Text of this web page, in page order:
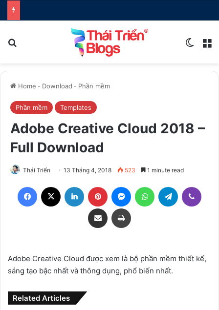
Home - Download - Phần mềm
Phần mềm Templates
Adobe Creative Cloud 2018 –
Full Download
Thái Triển 13 Tháng 4, 2018 523 1 minute read
Facebook LinkedIn Pinterest MessengerWhatsAppTelegram
Share via Email Print
Adobe Creative Cloud được xem là bộ phần mềm thiết kế,
sáng tạo bậc nhất và thông dụng, phổ biến nhất.
Related Articles